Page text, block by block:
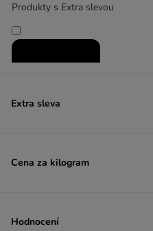
Produkty s Extra slevou
Extra sleva
Cena za kilogram
Hodnocení